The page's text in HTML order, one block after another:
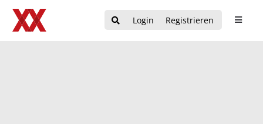
Login Registrieren